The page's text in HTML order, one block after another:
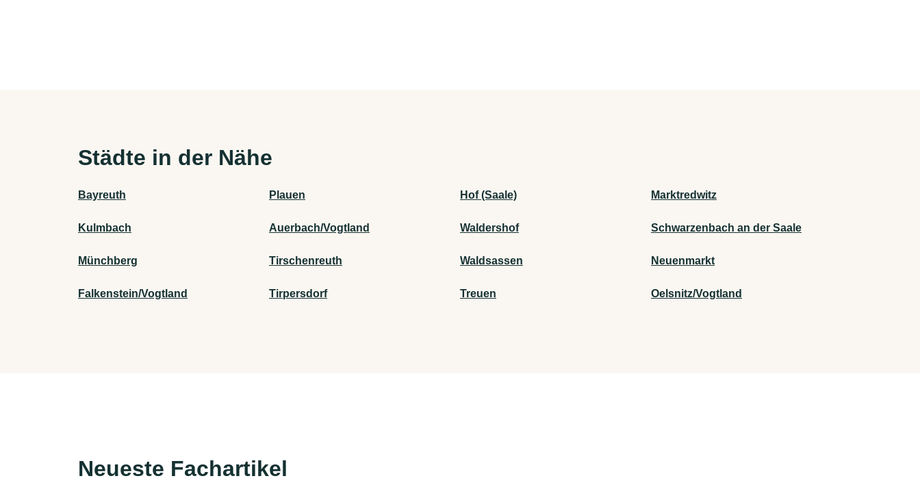
Städte in der Nähe
Bayreuth Plauen Hof (Saale) Marktredwitz
Kulmbach Auerbach/Vogtland Waldershof Schwarzenbach an der Saale
Münchberg Tirschenreuth Waldsassen Neuenmarkt
Falkenstein/Vogtland Tirpersdorf Treuen Oelsnitz/Vogtland
Neueste Fachartikel